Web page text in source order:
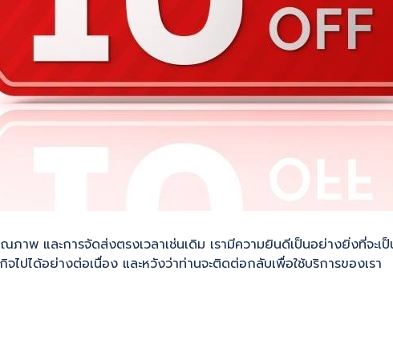
ภาพ และการจัดส่งตรงเวลาเช่นเดิม เรามีความยินดีเป็นอย่างยิ่งที่จะ
ไปได้อย่างต่อเนื่อง และหวังว่าท่านจะติดต่อกลับเพื่อใช้บริการของเรา